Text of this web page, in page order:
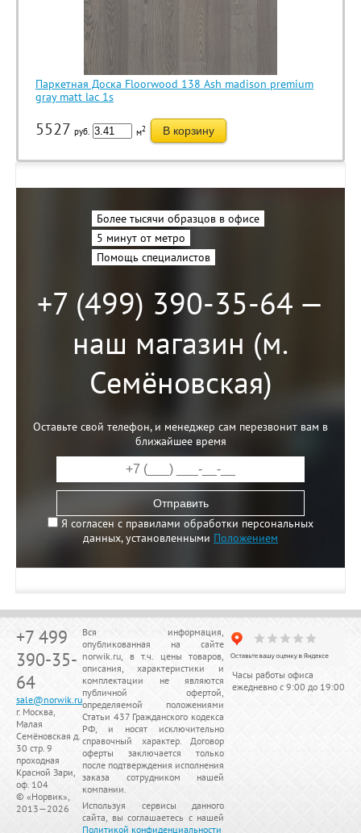
Паркетная Доска Floorwood 138 Ash madison premium
gray matt lac 1s
5527 руб. м2 В корзину
Более тысячи образцов в офисе
5 минут от метро
Помощь специалистов
+7 (499) 390-35-64 —
наш магазин (м.
Семёновская)
Оставьте свой телефон, и менеджер сам перезвонит вам в
ближайшее время
Отправить
Я согласен с правилами обработки персональных
данных, установленными Положением
+7 499
390-35-
64
sale@norwik.ru
г. Москва,
Малая
Семёновская д.
30 стр. 9
проходная
Красной Зари,
оф. 104
© «Норвик»,
2013—2026
Вся информация,
опубликованная на сайте
norwik.ru, в т.ч. цены товаров,
описания, характеристики и
комплектации не являются
публичной офертой,
определяемой положениями
Статьи 437 Гражданского кодекса
РФ, и носят исключительно
справочный характер. Договор
оферты заключается только
после подтверждения исполнения
заказа сотрудником нашей
компании.
Используя сервисы данного
сайта, вы соглашаетесь с нашей
Политикой конфиденциальности
Часы работы офиса
ежедневно с 9:00 до 19:00